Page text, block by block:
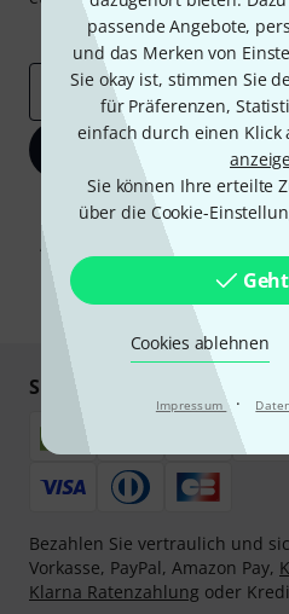
passende Angebote,
und das Merken von
Sie okay ist, stimmen Sie
für Präferenzen,
einfach durch einen Klick
Sie können Ihre erteilte
über die Cookie-
Cookies ablehnen
Impressum ·
Inspirierende Beiträge
E-Mail-Adresse*
Jetzt
Mit Klick auf „Jetzt anmelden“
Werbung und einer Messung des
Abmeldung ist jederzeit möglich.
*
Sicher einkaufen &
Bezahlen Sie vertraulich und
Vorkasse, PayPal, Amazon Pay,
Klarna Ratenzahlung oder